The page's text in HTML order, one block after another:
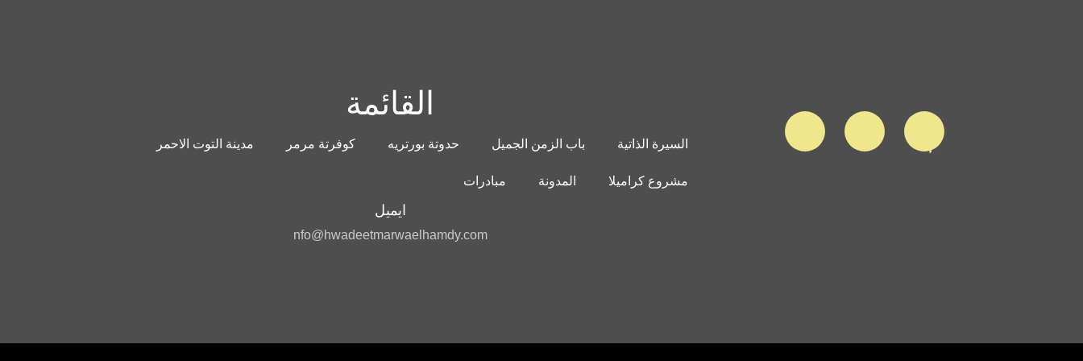
القائمة
السيرة الذاتية باب الزمن الجميل حدوتة بورتريه كوفرتة مرمر مدينة التوت الاحمر
مشروع كراميلا المدونة مبادرات
ايميل
nfo@hwadeetmarwaelhamdy.com